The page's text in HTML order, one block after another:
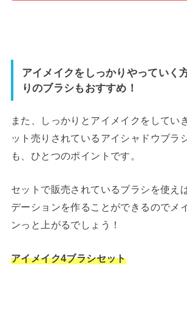
アイメイクをしっかりやっていく
りのブラシもおすすめ！
また、しっかりとアイメイクをしてい
ット売りされているアイシャドウブラ
も、ひとつのポイントです。
セットで販売されているブラシを使え
デーションを作ることができるのでメ
ンっと上がるでしょう！
アイメイク4ブラシセット